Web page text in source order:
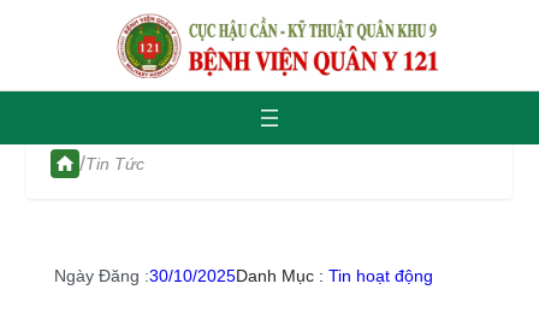
/Tin Tức
Ngày Đăng :30/10/2025Danh Mục : Tin hoạt động